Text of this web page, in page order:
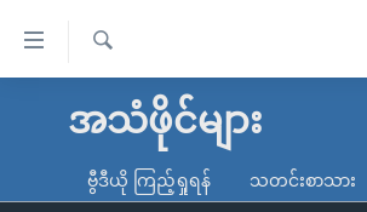
လွယ်ကူ
သည့်
မူလစာမျက်နှာ
ကမ္ဘာ့သတင်းများ
ရ
အသံဖိုင်များ
ဗွီဒီယို ကြည့်ရှုရန် သတင်းစာသား